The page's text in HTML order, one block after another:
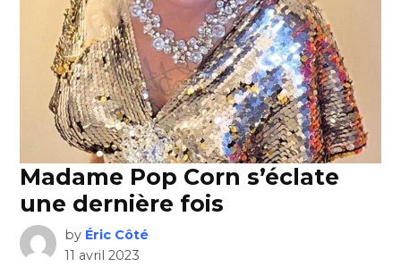
Madame Pop Corn s’éclate
une dernière fois
by Éric Côté
11 avril 2023